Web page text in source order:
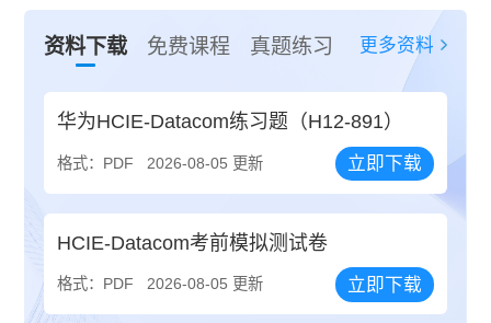
资料下载 免费课程 真题练习 更多资料
华为HCIE-Datacom练习题（H12-891）
格式：PDF 2026-08-05 更新 立即下载
HCIE-Datacom考前模拟测试卷
格式：PDF 2026-08-05 更新 立即下载